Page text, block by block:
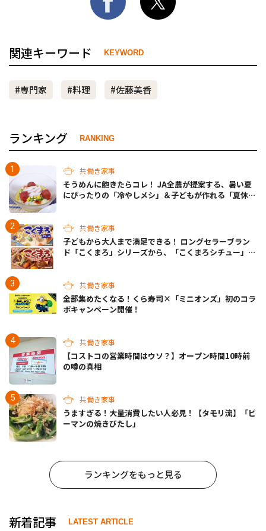
関連キーワード KEYWORD
#専門家 #料理 #佐藤美香
ランキング RANKING
共働き家事
そうめんに飽きたらコレ！ JA全農が提案する、暑い夏
にぴったりの「冷やしメシ」＆子どもが作れる「夏休み
共働き家事
子どもから大人まで満足できる！ ロングセラーブラン
ド「こくまろ」シリーズから、「こくまろシチュー」＜
共働き家事
全部集めたくなる！くら寿司×「ミニオンズ」初のコラ
ボキャンペーン開催！
共働き家事
【コストコの営業時間はウソ？】オープン時間10時前
の噂の真相
共働き家事
うますぎる！大量消費したい人必見！【タモリ流】「ピ
ーマンの焼きびたし」
ランキングをもっと見る
新着記事 LATEST ARTICLE